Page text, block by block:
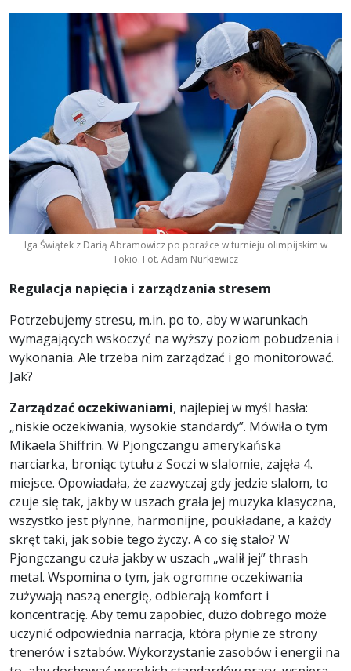
Iga Świątek z Darią Abramowicz po porażce w turnieju olimpijskim w
Tokio. Fot. Adam Nurkiewicz
Regulacja napięcia i zarządzania stresem
Potrzebujemy stresu, m.in. po to, aby w warunkach
wymagających wskoczyć na wyższy poziom pobudzenia i
wykonania. Ale trzeba nim zarządzać i go monitorować.
Jak?
Zarządzać oczekiwaniami, najlepiej w myśl hasła:
„niskie oczekiwania, wysokie standardy”. Mówiła o tym
Mikaela Shiffrin. W Pjongczangu amerykańska
narciarka, broniąc tytułu z Soczi w slalomie, zajęła 4.
miejsce. Opowiadała, że zazwyczaj gdy jedzie slalom, to
czuje się tak, jakby w uszach grała jej muzyka klasyczna,
wszystko jest płynne, harmonijne, poukładane, a każdy
skręt taki, jak sobie tego życzy. A co się stało? W
Pjongczangu czuła jakby w uszach „walił jej” thrash
metal. Wspomina o tym, jak ogromne oczekiwania
zużywają naszą energię, odbierają komfort i
koncentrację. Aby temu zapobiec, dużo dobrego może
uczynić odpowiednia narracja, która płynie ze strony
trenerów i sztabów. Wykorzystanie zasobów i energii na